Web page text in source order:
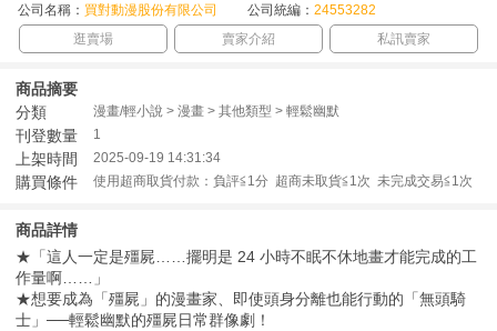
公司名稱： 買對動漫股份有限公司 公司統編： 24553282
逛賣場
賣家介紹 私訊賣家
商品摘要
分類
漫畫/輕小說 > 漫畫 > 其他類型 > 輕鬆幽默
刊登數量 1
上架時間 2025-09-19 14:31:34
購買條件 使用超商取貨付款：負評≦1分 超商未取貨≦1次 未完成交易≦1次
商品詳情
★「這人一定是殭屍……擺明是 24 小時不眠不休地畫才能完成的工
作量啊……」
★想要成為「殭屍」的漫畫家、即使頭身分離也能行動的「無頭騎
士」──輕鬆幽默的殭屍日常群像劇！